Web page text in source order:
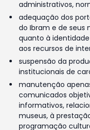
administrativos,
adequação dos
do Ibram e de seus
quanto à
aos recursos de
suspensão da
institucionais de
manutenção
comunicados
informativos,
museus, à
programação